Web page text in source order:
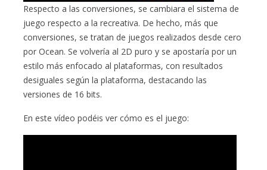
Respecto a las conversiones, se cambiara el sistema de
juego respecto a la recreativa. De hecho, más que
conversiones, se tratan de juegos realizados desde cero
por Ocean. Se volvería al 2D puro y se apostaría por un
estilo más enfocado al plataformas, con resultados
desiguales según la plataforma, destacando las
versiones de 16 bits.
En este vídeo podéis ver cómo es el juego: